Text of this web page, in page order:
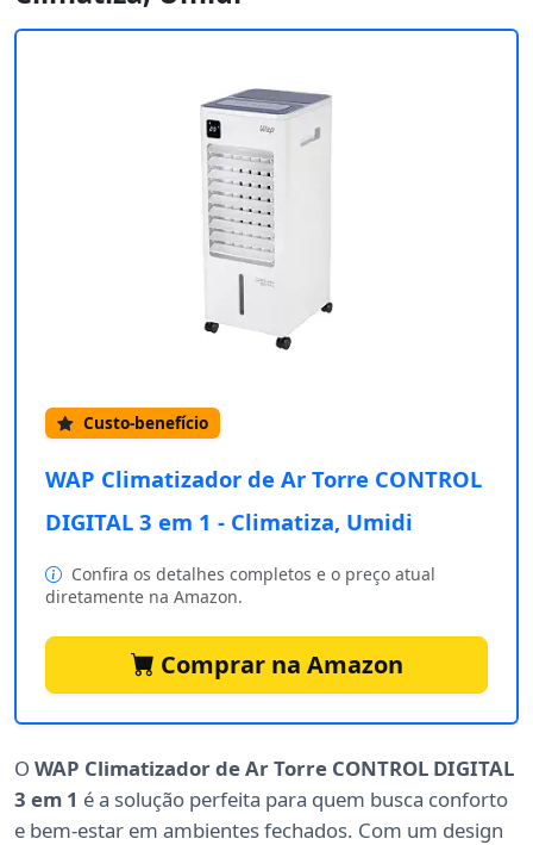
Custo-benefício
WAP Climatizador de Ar Torre CONTROL
DIGITAL 3 em 1 - Climatiza, Umidi
Confira os detalhes completos e o preço atual
diretamente na Amazon.
Comprar na Amazon
O WAP Climatizador de Ar Torre CONTROL DIGITAL
3 em 1 é a solução perfeita para quem busca conforto
e bem-estar em ambientes fechados. Com um design